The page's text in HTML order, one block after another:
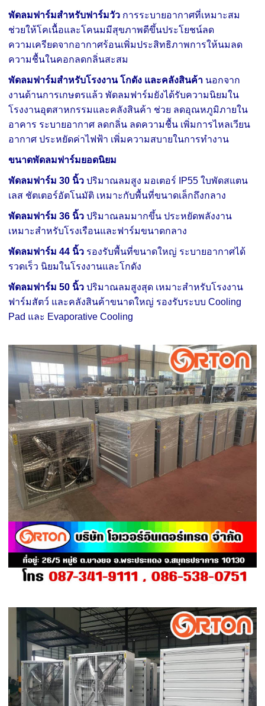
พัดลมฟาร์มสำหรับฟาร์มวัว การระบายอากาศที่เหมาะสม
ช่วยให้โคเนื้อและโคนมมีสุขภาพดีขึ้นประโยชน์ลด
ความเครียดจากอากาศร้อนเพิ่มประสิทธิภาพการให้นมลด
ความชื้นในคอกลดกลิ่นสะสม
พัดลมฟาร์มสำหรับโรงงาน โกดัง และคลังสินค้า นอกจาก
งานด้านการเกษตรแล้ว พัดลมฟาร์มยังได้รับความนิยมใน
โรงงานอุตสาหกรรมและคลังสินค้า ช่วย ลดอุณหภูมิภายใน
อาคาร ระบายอากาศ ลดกลิ่น ลดความชื้น เพิ่มการไหลเวียน
อากาศ ประหยัดค่าไฟฟ้า เพิ่มความสบายในการทำงาน
ขนาดพัดลมฟาร์มยอดนิยม
พัดลมฟาร์ม 30 นิ้ว ปริมาณลมสูง มอเตอร์ IP55 ใบพัดสแตน
เลส ชัตเตอร์อัตโนมัติ เหมาะกับพื้นที่ขนาดเล็กถึงกลาง
พัดลมฟาร์ม 36 นิ้ว ปริมาณลมมากขึ้น ประหยัดพลังงาน
เหมาะสำหรับโรงเรือนและฟาร์มขนาดกลาง
พัดลมฟาร์ม 44 นิ้ว รองรับพื้นที่ขนาดใหญ่ ระบายอากาศได้
รวดเร็ว นิยมในโรงงานและโกดัง
พัดลมฟาร์ม 50 นิ้ว ปริมาณลมสูงสุด เหมาะสำหรับโรงงาน
ฟาร์มสัตว์ และคลังสินค้าขนาดใหญ่ รองรับระบบ Cooling
Pad และ Evaporative Cooling